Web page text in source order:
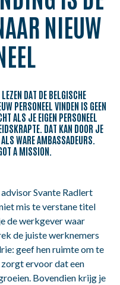
NIEUW
DAT DE BELGISCHE
PERSONEEL VINDEN IS GEEN
ALS JE EIGEN PERSONEEL
DAT KAN DOOR JE
WARE AMBASSADEURS.
A MISSION.
Svante Radlert
mis te verstane titel
de werkgever waar
de juiste werknemers
geef hen ruimte om te
ervoor dat een
Bovendien krijg je